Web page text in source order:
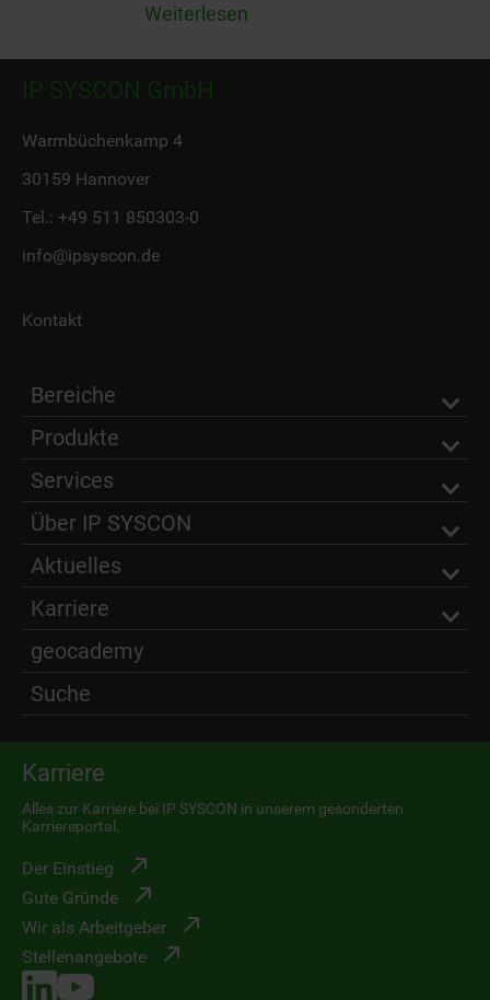
Weiterlesen
IP SYSCON GmbH
Warmbüchenkamp 4
30159 Hannover
Tel.: +49 511 850303-0
info@ipsyscon.de
Kontakt
Bereiche
Produkte
Services
Über IP SYSCON
Aktuelles
Karriere
geocademy
Suche
Karriere
Alles zur Karriere bei IP SYSCON in unserem gesonderten
Karriereportal.
Der Einstieg
Gute Gründe
Wir als Arbeitgeber
Stellenangebote